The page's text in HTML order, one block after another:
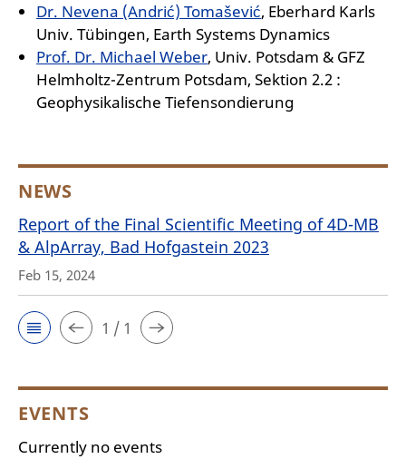
Dr. Nevena (Andrić) Tomašević, Eberhard Karls
Univ. Tübingen, Earth Systems Dynamics
Prof. Dr. Michael Weber, Univ. Potsdam & GFZ
Helmholtz-Zentrum Potsdam, Sektion 2.2 :
Geophysikalische Tiefensondierung
NEWS
Report of the Final Scientific Meeting of 4D-MB
& AlpArray, Bad Hofgastein 2023
Feb 15, 2024
1 / 1
EVENTS
Currently no events